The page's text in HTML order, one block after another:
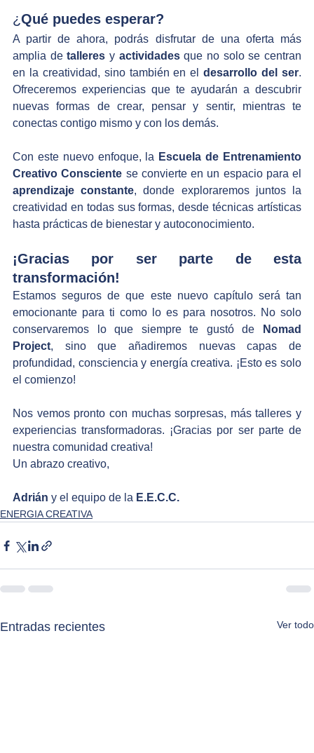
¿Qué puedes esperar?
A partir de ahora, podrás disfrutar de una oferta más
amplia de talleres y actividades que no solo se centran
en la creatividad, sino también en el desarrollo del ser.
Ofreceremos experiencias que te ayudarán a descubrir
nuevas formas de crear, pensar y sentir, mientras te
conectas contigo mismo y con los demás.
Con este nuevo enfoque, la Escuela de Entrenamiento
Creativo Consciente
aprendizaje constante, donde exploraremos juntos la
creatividad en todas sus formas, desde técnicas artísticas
hasta prácticas de bienestar y autoconocimiento.
¡Gracias por ser parte de esta
transformación!
Estamos seguros de que este nuevo capítulo será tan
emocionante para ti como lo es para nosotros. No solo
conservaremos lo que siempre te gustó de
Nomad
Project, sino que añadiremos nuevas capas de
profundidad, consciencia y energía creativa. ¡Esto es solo
el comienzo!
Nos vemos pronto con muchas sorpresas, más talleres y
experiencias transformadoras. ¡Gracias por ser parte de
nuestra comunidad creativa!
Un abrazo creativo,
Adrián y el equipo de la E.E.C.C.
ENERGIA CREATIVA
Entradas recientes Ver todo